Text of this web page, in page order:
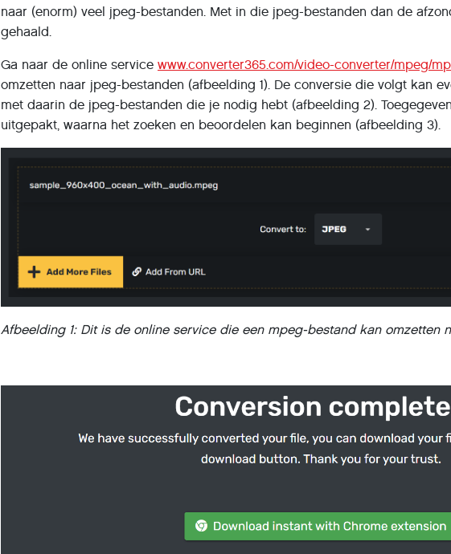
naar (enorm) veel jpeg-bestanden. Met in die jpeg-bestanden dan de
gehaald.
Ga naar de online service www.converter365.com/video-converter/mpeg/
omzetten naar jpeg-bestanden (afbeelding 1). De conversie die volgt kan
met daarin de jpeg-bestanden die je nodig hebt (afbeelding 2).
uitgepakt, waarna het zoeken en beoordelen kan beginnen (afbeelding 3).
Afbeelding 1: Dit is de online service die een mpeg-bestand kan omzetten